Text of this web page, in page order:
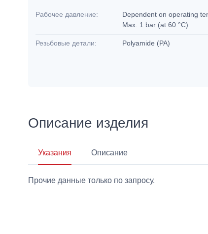
Рабочее давление:
Dependent on operating
Max. 1 bar (at 60 °C)
Резьбовые детали: Polyamide (PA)
Описание изделия
Указания Описание
Прочие данные только по запросу.